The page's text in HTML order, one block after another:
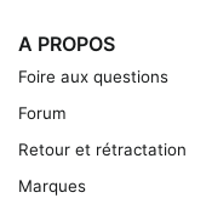
A PROPOS
Foire aux questions
Forum
Retour et rétractation
Marques